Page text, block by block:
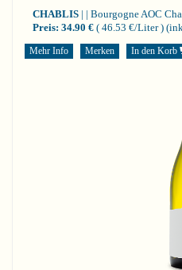
CHABLIS | | Bourgogne AOC
Preis: 34.90 € ( 46.53 €/Liter )
Mehr Info Merken In den Korb